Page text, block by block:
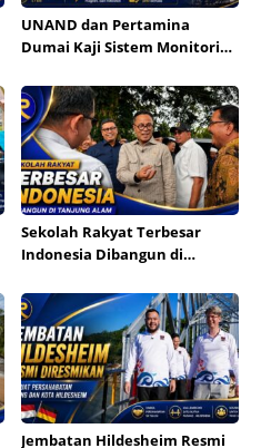
UNAND dan Pertamina
Dumai Kaji Sistem Monitoring
Sekolah Rakyat Terbesar
Indonesia Dibangun di
Jembatan Hildesheim Resmi